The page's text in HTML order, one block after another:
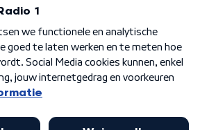
Privacybeleid